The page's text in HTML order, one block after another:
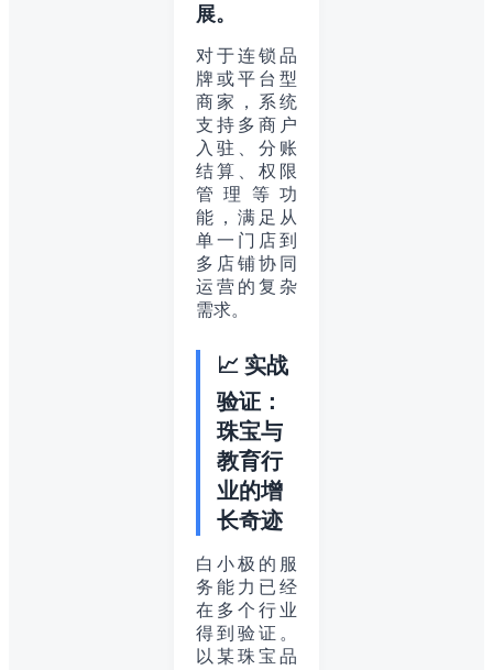
展。
对于连锁品
牌或平台型
商家，系统
支持多商户
入驻、分账
结算、权限
管理等功
能，满足从
单一门店到
多店铺协同
运营的复杂
需求。
📈 实战
验证：
珠宝与
教育行
业的增
长奇迹
白小极的服
务能力已经
在多个行业
得到验证。
以某珠宝品